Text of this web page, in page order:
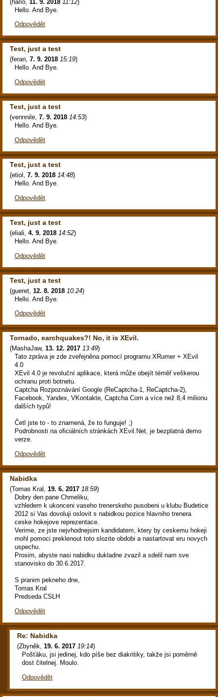
( hario 11. 9. 2018 11:12)
Hello. And Bye.
Odpovědět
Test, just a test
(feran, 7. 9. 2018 15:19)
Hello. And Bye.
Odpovědět
Test, just a test
(vennnile, 7. 9. 2018 14:53)
Hello. And Bye.
Odpovědět
Test, just a test
(etiol , 7. 9. 2018 14:48)
Hello. And Bye.
Odpovědět
Test, just a test
(eliali 4. 9. 2018 14:52)
Hello. And Bye.
Odpovědět
Test, just a test
(gueret 12. 8. 2018 10:24)
Hello. And Bye.
Odpovědět
Tornado, earchquakes?! No, it is XEvil.
(MashaJaw, 13. 12. 2017 13:49)
Tato zpráva je zde zveřejněna pomocí programu XRumer + XEvil
4.0
XEvil 4.0 je revoluční aplikace, která může obejít téměř veškerou
ochranu proti botnetu.
Captcha Rozpoznávání Google (ReCaptcha-1, ReCaptcha-2),
Facebook, Yandex, VKontakte, Captcha Com a více než 8,4 milionu
dalších typů!
Četl jste to - to znamená, že to funguje! ;)
Podrobnosti na oficiálních stránkách XEvil.Net, je bezplatná demo
verze.
Odpovědět
Nabidka
(Tomas Kral , 19. 6. 2017 18:59)
Dobry den pane Chmeliku,
vzhledem k ukonceni vaseho trenerskeho pusobeni u klubu Budetice
2012 si Vas dovoluji oslovit s nabidkou pozice hlavniho trenera
ceske hokejove reprezentace.
Verime, ze jste nejvhodnejsim kandidatem, ktery by ceskemu hokeji
mohl pomoci preklenout toto slozite obdobi a nastartovat eru novych
uspechu.
Prosim, abyste nasi nabidku dukladne zvazil a sdelil nam sve
stanovisko do 30.6.2017.
S pranim pekneho dne,
Tomas Kral
Predseda CSLH
Odpovědět
Re: Nabidka
(Zbyněk, 19. 6. 2017 19:14)
Pošťáku, jsi jedinej, kdo píše bez diakritiky, takže jsi poměrně
dost čitelnej. Moulo.
Odpovědět